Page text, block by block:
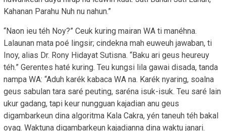
Kahanan Parahu Nuh nu nahun.”
“Naon ieu téh Noy?” Ceuk kuring mairan WA ti manéhna.
Lalaunan mata poé lingsir; cindekna mah euweuh jawaban, ti
Inoy, alias Dr. Rony Hidayat Sutisna. “Baku ari geus heureuy
téh.” Gerentes haté kuring. Teu kungsi lila gawai disada, tanda
nampa WA: “Aduh karék kabaca WA na. Karék nyaring, soalna
geus sabulan tara saré peuting, saréna isuk-isuk. Teu saré lain
ukur gadang, tapi keur nungguan kajadian anu geus
digambarkeun dina algoritma Kala Cakra, yén taneuh téh bakal
oyag. Waktuna digambarkeun kajadianna dina waktu janari.